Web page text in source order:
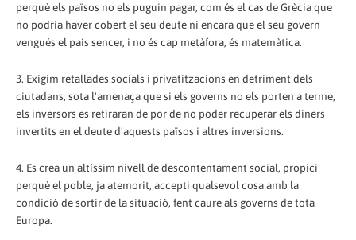
perquè els països no els puguin pagar, com és el cas de Grècia que
no podria haver cobert el seu deute ni encara que el seu govern
vengués el país sencer, i no és cap metàfora, és matemàtica.
3. Exigim retallades socials i privatitzacions en detriment dels
ciutadans, sota l'amenaça que si els governs no els porten a terme,
els inversors es retiraran de por de no poder recuperar els diners
invertits en el deute d'aquests països i altres inversions.
4. Es crea un altíssim nivell de descontentament social, propici
perquè el poble, ja atemorit, accepti qualsevol cosa amb la
condició de sortir de la situació, fent caure als governs de tota
Europa.